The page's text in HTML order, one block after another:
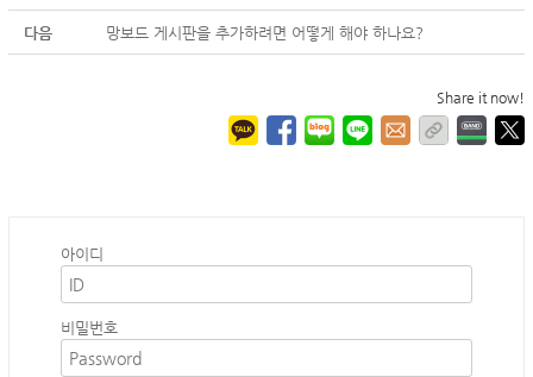
다음 망보드 게시판을 추가하려면 어떻게 해야 하나요?
Share it now!
아이디
비밀번호